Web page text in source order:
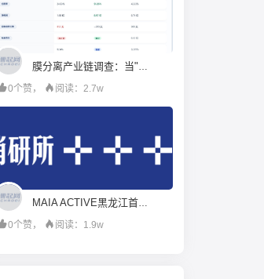
膜分离产业链调查：当"工程商"试图变成"材料商"，谁赚到了钱？
0个赞，
阅读：2.7w
MAIA ACTIVE黑龙江首店即将启幕；东鹏饮料上半年净利润28.67亿元，同增20.72%；宝洁集团2026财年大中华区重回增长｜消研所周报
0个赞，
阅读：1.9w